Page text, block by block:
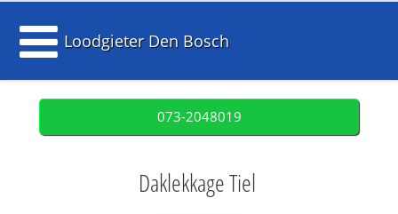
Loodgieter Den Bosch
073-2048019
Daklekkage Tiel